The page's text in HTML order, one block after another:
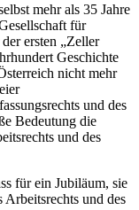
mehr als 35 Jahre
für
ersten „Zeller
Geschichte
nicht mehr
und des
Bedeutung die
und des
für ein Jubiläum, sie
Arbeitsrechts und des